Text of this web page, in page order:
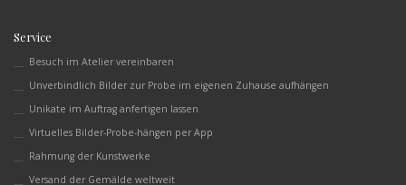
Service
Besuch im Atelier vereinbaren
Unverbindlich Bilder zur Probe im eigenen Zuhause aufhängen
Unikate im Auftrag anfertigen lassen
Virtuelles Bilder-Probe-hängen per App
Rahmung der Kunstwerke
Versand der Gemälde weltweit